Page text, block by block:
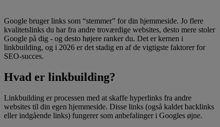
Google bruger links som “stemmer” for din hjemmeside. Jo flere
kvalitetslinks du har fra andre troværdige websites, desto mere stoler
Google på dig - og desto højere ranker du. Det er kernen i
linkbuilding, og i 2026 er det stadig en af de vigtigste faktorer for
SEO-succes.
Hvad er linkbuilding?
Linkbuilding er processen med at skaffe hyperlinks fra andre
websites til din egen hjemmeside. Disse links (også kaldet backlinks
eller indgående links) fungerer som anbefalinger i Googles øjne.